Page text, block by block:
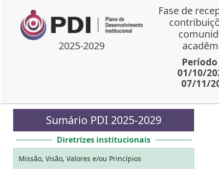
2025-2029
Fase de
01/10/
07/11/
Sumário PDI 2025-2029
Diretrizes institucionais
Missão, Visão, Valores e/ou Princípios